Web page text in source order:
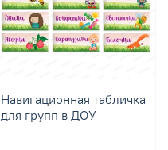
Навигационная табличка
для групп в ДОУ